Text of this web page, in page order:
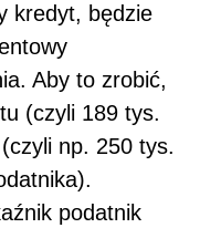
kredyt, będzie
Aby to zrobić,
(czyli 189 tys.
np. 250 tys.
podatnik